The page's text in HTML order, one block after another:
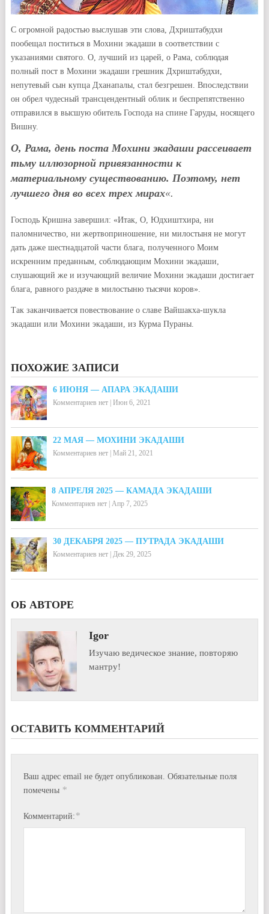
С огромной радостью выслушав эти слова, Дхриштабудхи
пообещал поститься в Мохини экадаши в соответствии с
указаниями святого. О, лучший из царей, о Рама, соблюдая
полный пост в Мохини экадаши грешник Дхриштабудхи,
непутевый сын купца Дханапалы, стал безгрешен. Впоследствии
он обрел чудесный трансцендентный облик и беспрепятственно
отправился в высшую обитель Господа на спине Гаруды, носящего
Вишну.
О, Рама, день поста Мохини экадаши рассеивает
тьму иллюзорной привязанности к
материальному существованию. Поэтому, нет
лучшего дня во всех трех мирах«.
Господь Кришна завершил: «Итак, О, Юдхиштхира, ни
паломничество, ни жертвоприношение, ни милостыня не могут
дать даже шестнадцатой части блага, полученного Моим
искренним преданным, соблюдающим Мохини экадаши,
слушающий же и изучающий величие Мохини экадаши достигает
блага, равного раздаче в милостыню тысячи коров».
Так заканчивается повествование о славе Вайшакха-шукла
экадаши или Мохини экадаши, из Курма Пураны.
ПОХОЖИЕ ЗАПИСИ
6 ИЮНЯ — АПАРА ЭКАДАШИ
Комментариев нет| Июн 6, 2021
22 МАЯ — МОХИНИ ЭКАДАШИ
Комментариев нет| Май 21, 2021
8 АПРЕЛЯ 2025 — КАМАДА ЭКАДАШИ
Комментариев нет| Апр 7, 2025
30 ДЕКАБРЯ 2025 — ПУТРАДА ЭКАДАШИ
Комментариев нет| Дек 29, 2025
ОБ АВТОРЕ
Igor
Изучаю ведическое знание, повторяю
мантру!
ОСТАВИТЬ КОММЕНТАРИЙ
Ваш адрес email не будет опубликован.
Обязательные поля
помечены *
Комментарий: *